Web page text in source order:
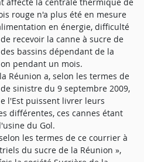
rouge n'a plus été en mesure
en énergie, difficulté
recevoir la canne à sucre de
bassins dépendant de la
pendant un mois.
Réunion a, selon les termes de
sinistre du 9 septembre 2009,
l'Est puissent livrer leurs
différentes, ces cannes étant
du Gol.
les termes de ce courrier à
du sucre de la Réunion »,